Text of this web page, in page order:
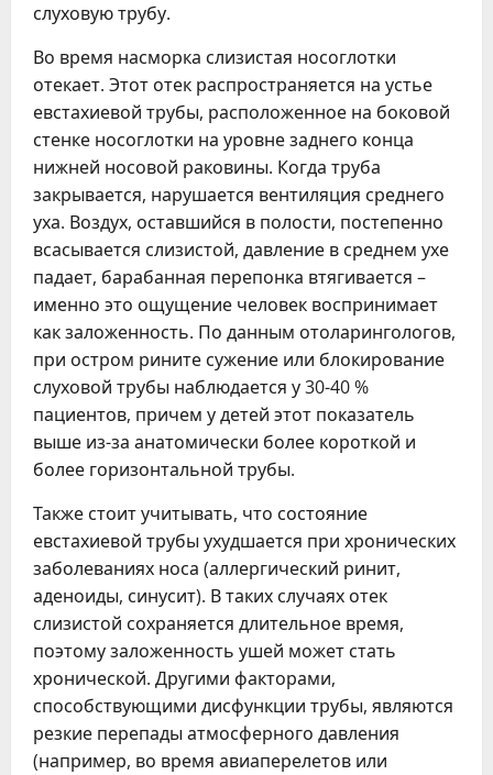
слуховую трубу.
Во время насморка слизистая носоглотки
отекает. Этот отек распространяется на устье
евстахиевой трубы, расположенное на боковой
стенке носоглотки на уровне заднего конца
нижней носовой раковины. Когда труба
закрывается, нарушается вентиляция среднего
уха. Воздух, оставшийся в полости, постепенно
всасывается слизистой, давление в среднем ухе
падает, барабанная перепонка втягивается –
именно это ощущение человек воспринимает
как заложенность. По данным отоларингологов,
при остром рините сужение или блокирование
слуховой трубы наблюдается у 30-40 %
пациентов, причем у детей этот показатель
выше из-за анатомически более короткой и
более горизонтальной трубы.
Также стоит учитывать, что состояние
евстахиевой трубы ухудшается при хронических
заболеваниях носа (аллергический ринит,
аденоиды, синусит). В таких случаях отек
слизистой сохраняется длительное время,
поэтому заложенность ушей может стать
хронической. Другими факторами,
способствующими дисфункции трубы, являются
резкие перепады атмосферного давления
(например, во время авиаперелетов или